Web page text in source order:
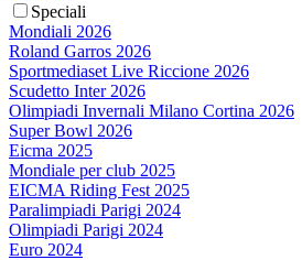
Speciali
Mondiali 2026
Roland Garros 2026
Sportmediaset Live Riccione 2026
Scudetto Inter 2026
Olimpiadi Invernali Milano Cortina 2026
Super Bowl 2026
Eicma 2025
Mondiale per club 2025
EICMA Riding Fest 2025
Paralimpiadi Parigi 2024
Olimpiadi Parigi 2024
Euro 2024